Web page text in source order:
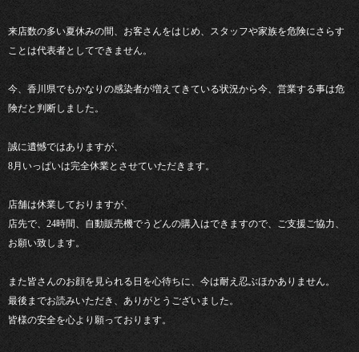
来店数の多い夏休みの間、お客さんをはじめ、スタッフや家族を危険にさらす
ことは代表者としてできません。
今、香川県でもかなりの感染者が増えてきている状況から今、営業する事は危
険だと判断しました。
誠に遺憾ではありますが、
8月いっぱいは完全休業とさせていただきます。
店舗は休業しておりますが、
店先で、24時間、自動販売機でうどんの購入はできますので、ご支援ご協力、
お願い致します。
また皆さんのお顔を見られる日を心待ちに、今は耐え忍ぶほかありません。
最後までお読みいただき、ありがとうございました。
皆様の安全を心より願っております。